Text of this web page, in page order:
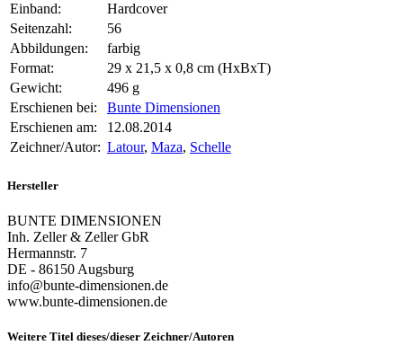
Einband:
Hardcover
Seitenzahl:
56
Abbildungen:
farbig
Format:
29 x 21,5 x 0,8 cm (HxBxT)
Gewicht:
496 g
Erschienen bei:
Bunte Dimensionen
Erschienen am:
12.08.2014
Zeichner/Autor: Latour, Maza, Schelle
Hersteller
BUNTE DIMENSIONEN
Inh. Zeller & Zeller GbR
Hermannstr. 7
DE - 86150 Augsburg
info@bunte-dimensionen.de
www.bunte-dimensionen.de
Weitere Titel dieses/dieser Zeichner/Autoren